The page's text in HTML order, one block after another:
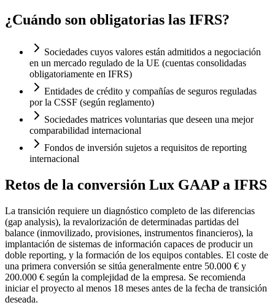
¿Cuándo son obligatorias las IFRS?
Sociedades cuyos valores están admitidos a negociación
en un mercado regulado de la UE (cuentas consolidadas
obligatoriamente en IFRS)
Entidades de crédito y compañías de seguros reguladas
por la CSSF (según reglamento)
Sociedades matrices voluntarias que deseen una mejor
comparabilidad internacional
Fondos de inversión sujetos a requisitos de reporting
internacional
Retos de la conversión Lux GAAP a IFRS
La transición requiere un diagnóstico completo de las diferencias
(gap analysis), la revalorización de determinadas partidas del
balance (inmovilizado, provisiones, instrumentos financieros), la
implantación de sistemas de información capaces de producir un
doble reporting, y la formación de los equipos contables. El coste de
una primera conversión se sitúa generalmente entre 50.000 € y
200.000 € según la complejidad de la empresa. Se recomienda
iniciar el proyecto al menos 18 meses antes de la fecha de transición
deseada.